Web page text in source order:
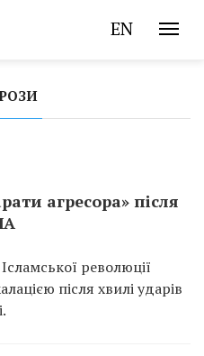
EN
агресора» після
революції
після хвилі ударів